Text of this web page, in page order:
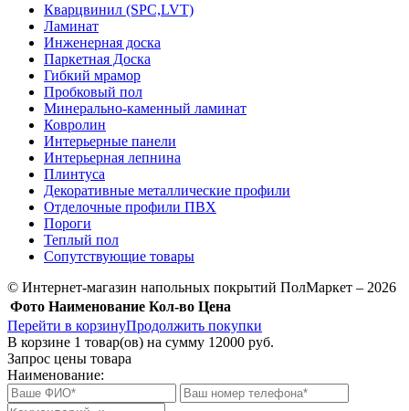
Кварцвинил (SPC,LVT)
Ламинат
Инженерная доска
Паркетная Доска
Гибкий мрамор
Пробковый пол
Минерально-каменный ламинат
Ковролин
Интерьерные панели
Интерьерная лепнина
Плинтуса
Декоративные металлические профили
Отделочные профили ПВХ
Пороги
Теплый пол
Сопутствующие товары
© Интернет-магазин напольных покрытий ПолМаркет – 2026
Фото Наименование Кол-во Цена
Перейти в корзинуПродолжить покупки
В корзине 1 товар(ов) на сумму 12000 руб.
Запрос цены товара
Наименование: